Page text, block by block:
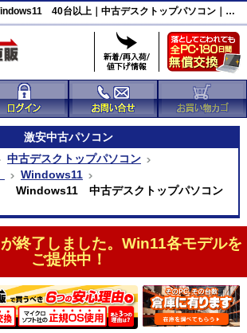
FUJITSU（富士通） Windows11 40台以上｜中古デスクトップパソコン｜中古パソコン直販
激安中古パソコン
中古デスクトップパソコン
Windows11
Windows11 中古デスクトップパソコン
終了しました。Win11各モデルを
ご提供中！